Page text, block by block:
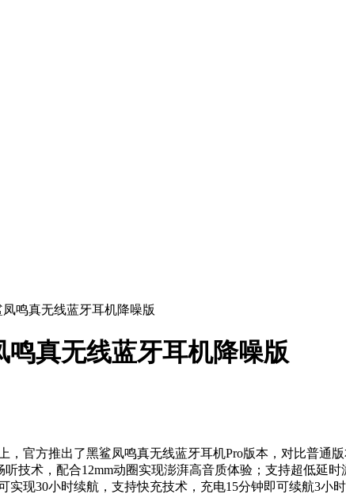
鸣真无线蓝牙耳机降噪版
真无线蓝牙耳机降噪版
，官方推出了黑鲨凤鸣真无线蓝牙耳机Pro版本，对比普
听技术，配合12mm动圈实现澎湃高音质体验 ；支持超低延
实现30小时续航，支持快充技术，充电15分钟即可续航3小时